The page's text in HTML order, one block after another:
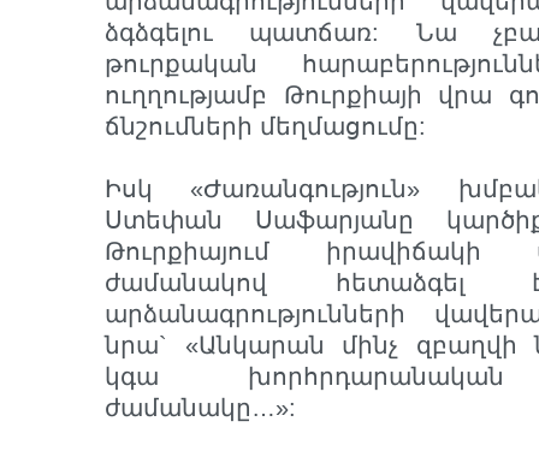
ձգձգելու պատճառ: Նա
թուրքական
ուղղությամբ Թուրքիայի վրա
ճնշումների մեղմացումը:
Իսկ «Ժառանգություն»
Ստեփան Սաֆարյանը
Թուրքիայում իրավիճակի
ժամանակով հետաձգել է
արձանագրությունների
նրա` «Անկարան մինչ զբաղվի
կգա խորհրդարանական
ժամանակը…»: